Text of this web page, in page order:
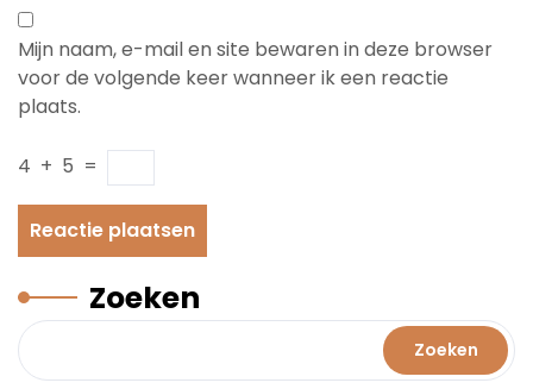
Mijn naam, e-mail en site bewaren in deze browser
voor de volgende keer wanneer ik een reactie
plaats.
4 + 5 =
Zoeken
Zoeken